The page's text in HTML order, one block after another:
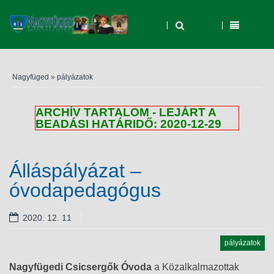
Nagyfüged » pályázatok
ARCHÍV TARTALOM - LEJÁRT A
BEADÁSI HATÁRIDŐ: 2020-12-29
Álláspályázat –
óvodapedagógus
2020. 12. 11
pályázatok
Nagyfügedi Csicsergők Óvoda a Közalkalmazottak